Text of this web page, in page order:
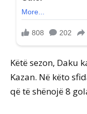
Këtë sezon, Daku
Kazan. Në këto
që të shënojë 8